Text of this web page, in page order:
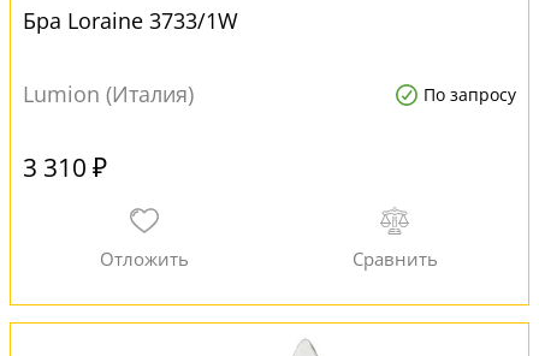
Бра Loraine 3733/1W
Lumion (Италия) По запросу
3 310 ₽